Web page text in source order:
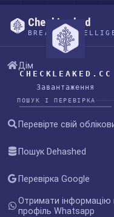
CHECKLEAKED.CC
Завантаження
CheckLeaked
BREACH
Дім
ПОШУК І ПЕРЕВІРКА
Перевірте свій
Пошук Dehashed
Перевірка Google
Отримати інформацію
профіль Whatsapp